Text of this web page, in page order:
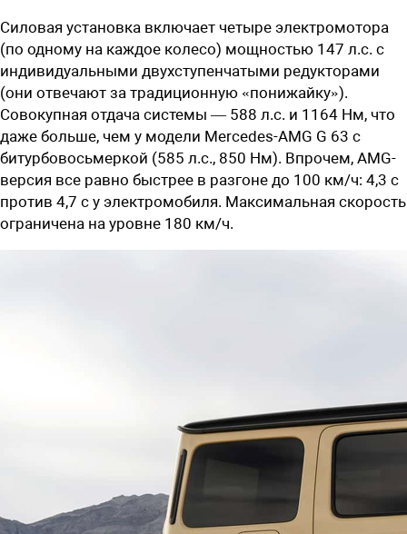
Силовая установка включает четыре электромотора
(по одному на каждое колесо) мощностью 147 л.с. с
индивидуальными двухступенчатыми редукторами
(они отвечают за традиционную «понижайку»).
Совокупная отдача системы — 588 л.с. и 1164 Нм, что
даже больше, чем у модели Mercedes-AMG G 63 с
битурбовосьмеркой (585 л.с., 850 Нм). Впрочем, AMG-
версия все равно быстрее в разгоне до 100 км/ч: 4,3 с
против 4,7 с у электромобиля. Максимальная скорость
ограничена на уровне 180 км/ч.